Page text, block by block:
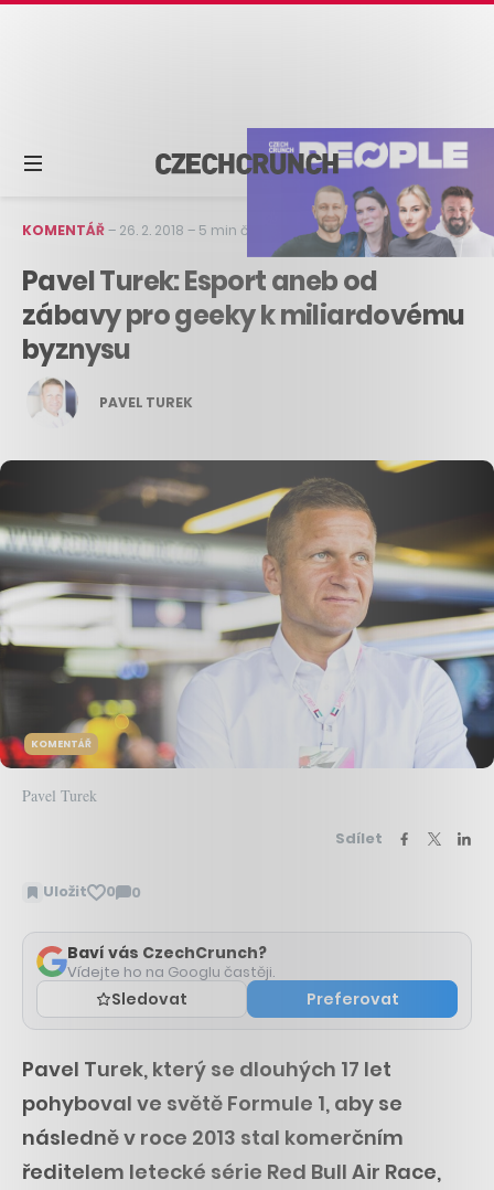
KOMENTÁŘ– 26. 2. 2018 – 5 min čtení
Pavel Turek: Esport aneb od
zábavy pro geeky k miliardovému
byznysu
PAVEL TUREK
KOMENTÁŘ
Pavel Turek
Sdílet
Uložit 0 0
Zobrazit
Baví vás CzechCrunch?
Vídejte ho na Googlu častěji.
Sledovat Preferovat
Pavel Turek, který se dlouhých 17 let
pohyboval ve světě Formule 1, aby se
následně v roce 2013 stal komerčním
ředitelem letecké série Red Bull Air Race,